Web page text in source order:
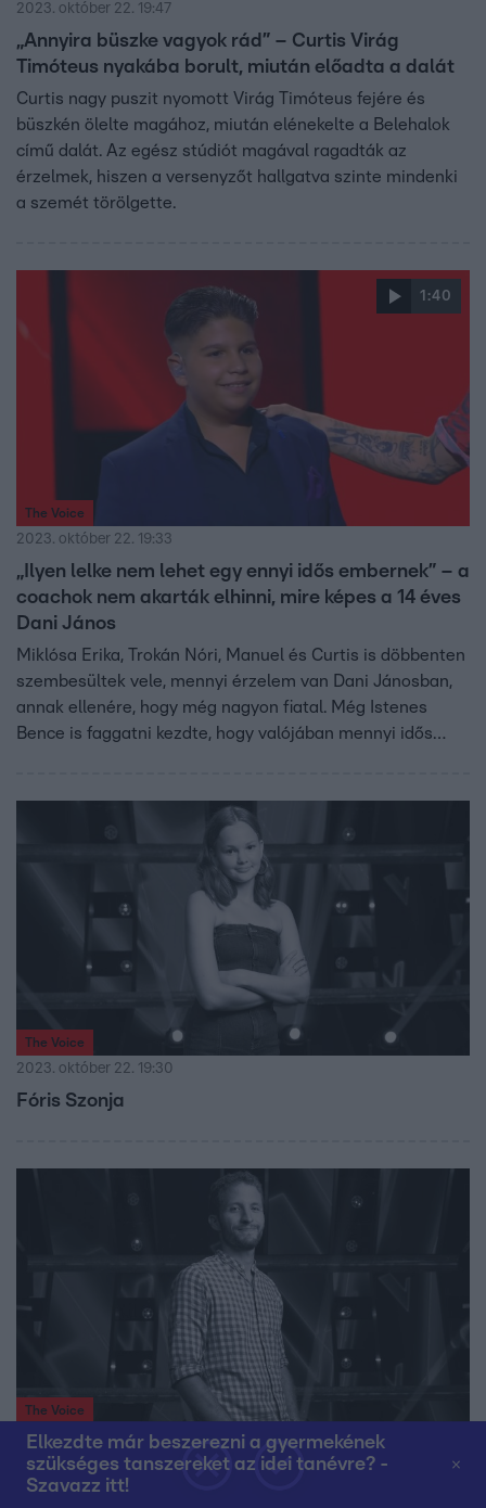
Elkezdte már beszerezni a gyermekének
szükséges tanszereket az idei tanévre? -
Szavazz itt!
2023. október 22. 19:47
„Annyira büszke vagyok rád” – Curtis Virág
Timóteus nyakába borult, miután előadta a dalát
Curtis nagy puszit nyomott Virág Timóteus fejére és
büszkén ölelte magához, miután elénekelte a Belehalok
című dalát. Az egész stúdiót magával ragadták az
érzelmek, hiszen a versenyzőt hallgatva szinte mindenki
a szemét törölgette.
1:40
The Voice
2023. október 22. 19:33
„Ilyen lelke nem lehet egy ennyi idős embernek” – a
coachok nem akarták elhinni, mire képes a 14 éves
Dani János
Miklósa Erika, Trokán Nóri, Manuel és Curtis is döbbenten
szembesültek vele, mennyi érzelem van Dani Jánosban,
annak ellenére, hogy még nagyon fiatal. Még Istenes
Bence is faggatni kezdte, hogy valójában mennyi idős…
The Voice
2023. október 22. 19:30
Fóris Szonja
The Voice
2023. október 22. 19:30
Galambos Péter